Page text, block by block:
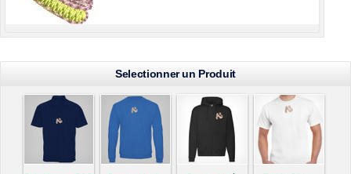
Selectionner un Produit